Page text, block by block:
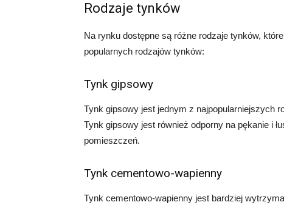
Rodzaje tynków
Na rynku dostępne są różne rodzaje tynków,
popularnych rodzajów tynków:
Tynk gipsowy
Tynk gipsowy jest jednym z najpopularniejszych
Tynk gipsowy jest również odporny na pękanie i
pomieszczeń.
Tynk cementowo-wapienny
Tynk cementowo-wapienny jest bardziej